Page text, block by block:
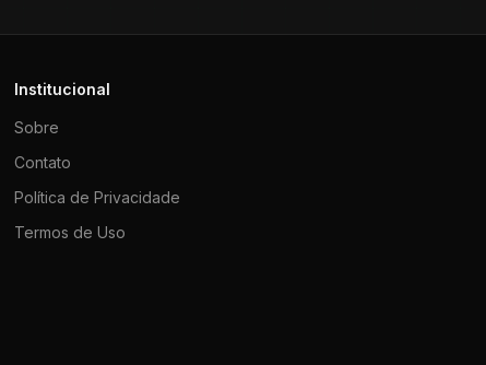
Institucional
Sobre
Contato
Política de Privacidade
Termos de Uso